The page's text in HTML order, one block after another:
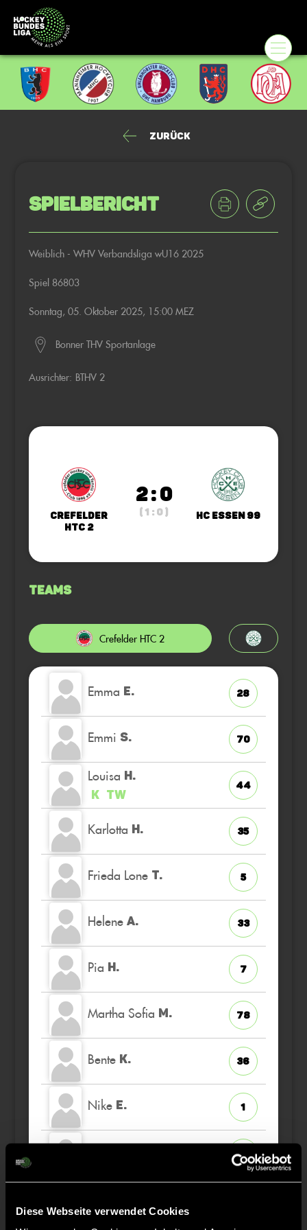
Diese Webseite verwendet Cookies
Zurück
Spielbericht
Weiblich - WHV Verbandsliga wU16 2025
Spiel 86803
Sonntag, 05. Oktober 2025, 15:00 MEZ
Bonner THV Sportanlage
Ausrichter: BTHV 2
Crefelder
HTC 2
2 : 0
( 1 : 0 ) HC Essen 99
Teams
Crefelder HTC 2
Emma E. 28
Emmi S. 70
Louisa H.
K TW
44
Karlotta H. 35
Frieda Lone T. 5
Helene A. 33
Pia H. 7
Martha Sofia M. 78
Bente K. 36
Nike E. 1
77